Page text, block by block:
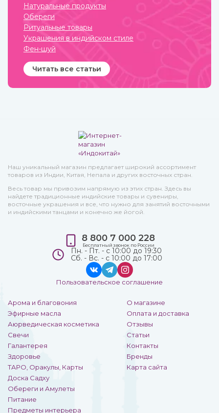
Натуральные продукты
Обереги
Ритуальные товары
Украшения в индийском стиле
Фен-шуй
Читать все статьи
Наш уникальный магазин предлагает широкий ассортимент
товаров из Индии, Китая, Непала и других восточных стран.
Весь товар мы привозим напрямую из этих стран. Здесь вы
найдете традиционные индийские товары и сувениры,
восточные украшения и все, что нужно для занятий восточными
и индийскими танцами и конечно же йогой.
Арома и благовония
Эфирные масла
Аюрведическая косметика
Свечи
Галантерея
Здоровье
ТАРО, Оракулы, Карты
Доска Садху
Обереги и Амулеты
Питание
Предметы интерьера
О магазине
Оплата и доставка
Отзывы
Статьи
Контакты
Бренды
Карта сайта
8 800 7 000 228
Бесплатный звонок по России
Пн. - Пт. - с 10:00 до 19:30
Сб. - Вс. - с 10:00 до 17:00
Пользовательское соглашение